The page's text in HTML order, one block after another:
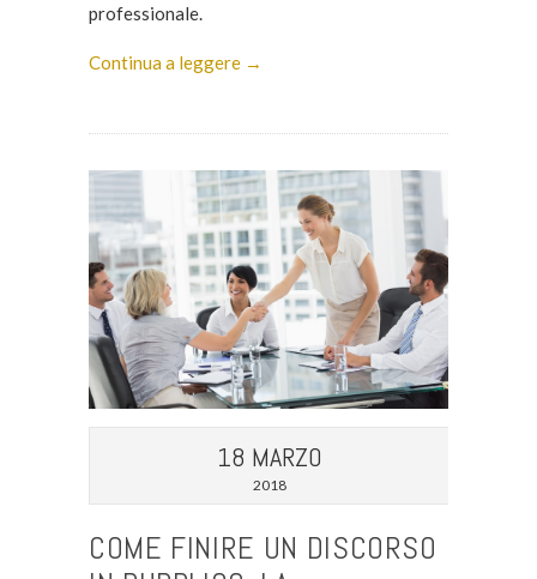
professionale.
Continua a leggere →
18 MARZO
2018
COME FINIRE UN DISCORSO